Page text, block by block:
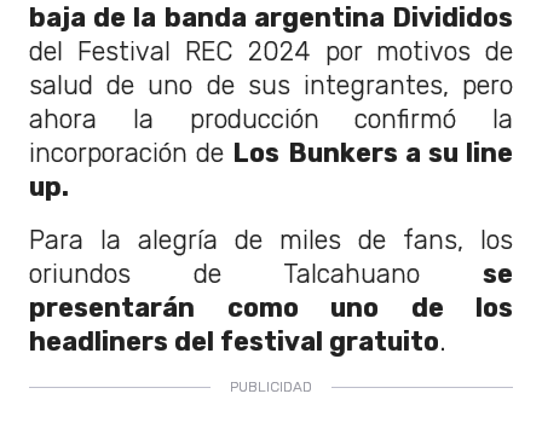
baja de la banda argentina Divididos
del Festival REC 2024 por motivos de
salud de uno de sus integrantes, pero
ahora la producción confirmó la
incorporación de Los Bunkers a su line
up.
Para la alegría de miles de fans, los
oriundos de Talcahuano se
presentarán como uno de los
headliners del festival gratuito.